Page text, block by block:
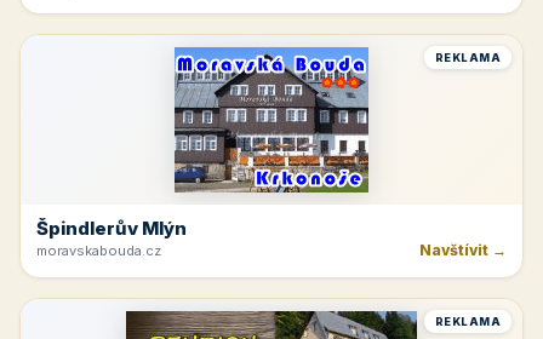
REKLAMA
Špindlerův Mlýn
moravskabouda.cz Navštívit →
REKLAMA